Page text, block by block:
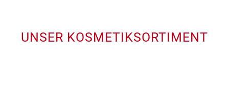
UNSER KOSMETIKSORTIMENT